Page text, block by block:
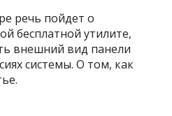
речь пойдет о
бесплатной утилите,
внешний вид панели
системы. О том, как